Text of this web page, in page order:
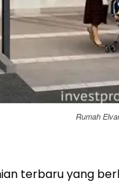
Rumah
terbaru yang